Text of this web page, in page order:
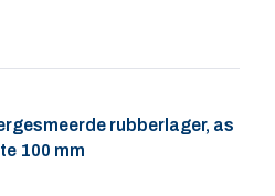
rubberlager, as
100 mm